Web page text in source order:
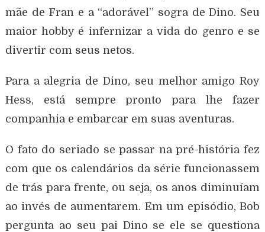
mãe de Fran e a “adorável” sogra de Dino. Seu
maior hobby é infernizar a vida do genro e se
divertir com seus netos.
Para a alegria de Dino, seu melhor amigo Roy
Hess, está sempre pronto para lhe fazer
companhia e embarcar em suas aventuras.
O fato do seriado se passar na pré-história fez
com que os calendários da série funcionassem
de trás para frente, ou seja, os anos diminuíam
ao invés de aumentarem. Em um episódio, Bob
pergunta ao seu pai Dino se ele se questiona